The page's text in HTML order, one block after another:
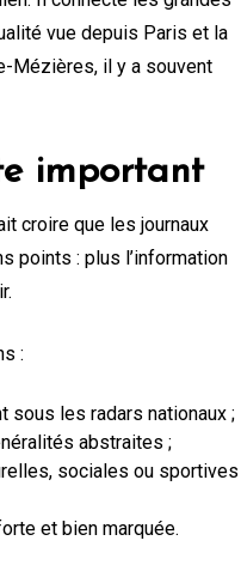
vue depuis Paris et la
Mézières, il y a souvent
important
croire que les journaux
points : plus l’information
:
sous les radars nationaux ;
abstraites ;
sociales ou sportives
et bien marquée.